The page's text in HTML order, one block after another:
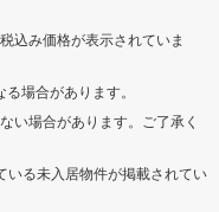
込み価格が表示されていま
場合があります。
い場合があります。ご了承く
いる未入居物件が掲載されてい